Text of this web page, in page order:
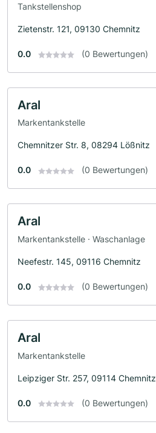
Tankstellenshop
Zietenstr. 121, 09130 Chemnitz
0.0 (0 Bewertungen)
Aral
Markentankstelle
Chemnitzer Str. 8, 08294 Lößnitz
0.0 (0 Bewertungen)
Aral
Markentankstelle · Waschanlage
Neefestr. 145, 09116 Chemnitz
0.0 (0 Bewertungen)
Aral
Markentankstelle
Leipziger Str. 257, 09114 Chemnitz
0.0 (0 Bewertungen)